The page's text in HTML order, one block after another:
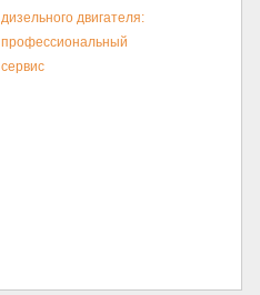
дизельного двигателя:
профессиональный
сервис